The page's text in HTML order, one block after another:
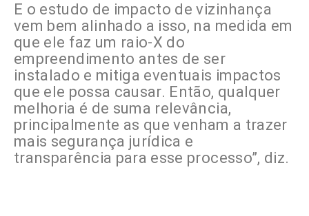
E o estudo de impacto de vizinhança
vem bem alinhado a isso, na medida em
que ele faz um raio-X do
empreendimento antes de ser
instalado e mitiga eventuais impactos
que ele possa causar. Então, qualquer
melhoria é de suma relevância,
principalmente as que venham a trazer
mais segurança jurídica e
transparência para esse processo”, diz.